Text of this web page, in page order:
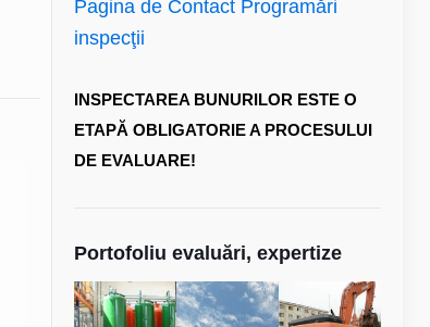
Pagina de Contact Programări
inspecţii
INSPECTAREA BUNURILOR ESTE O
ETAPĂ OBLIGATORIE A PROCESULUI
DE EVALUARE!
Portofoliu evaluări, expertize